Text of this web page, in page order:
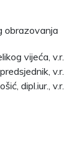
obrazovanja
vijeća, v.r.
v.r.
dipl.iur., v.r.